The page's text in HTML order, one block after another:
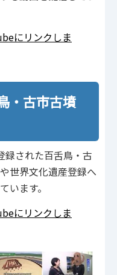
にリンクしま
・古市古墳
録された百舌鳥・古
世界文化遺産登録へ
います。
にリンクしま